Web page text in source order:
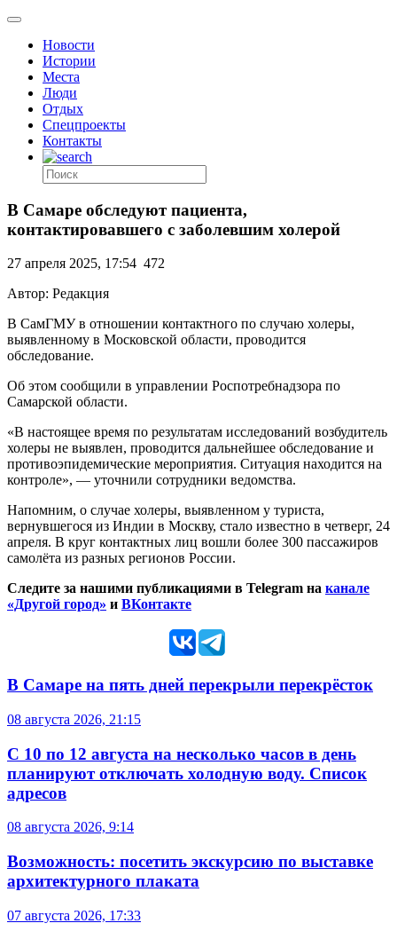
Новости
Истории
Места
Люди
Отдых
Спецпроекты
Контакты
В Самаре обследуют пациента,
контактировавшего с заболевшим холерой
27 апреля 2025, 17:54 472
Автор: Редакция
В СамГМУ в отношении контактного по случаю холеры,
выявленному в Московской области, проводится
обследование.
Об этом сообщили в управлении Роспотребнадзора по
Самарской области.
«В настоящее время по результатам исследований возбудитель
холеры не выявлен, проводится дальнейшее обследование и
противоэпидемические мероприятия. Ситуация находится на
контроле», — уточнили сотрудники ведомства.
Напомним, о случае холеры, выявленном у туриста,
вернувшегося из Индии в Москву, стало известно в четверг, 24
апреля. В круг контактных лиц вошли более 300 пассажиров
самолёта из разных регионов России.
Следите за нашими публикациями в Telegram на канале
«Другой город» и ВКонтакте
В Самаре на пять дней перекрыли перекрёсток
08 августа 2026, 21:15
С 10 по 12 августа на несколько часов в день
планируют отключать холодную воду. Список
адресов
08 августа 2026, 9:14
Возможность: посетить экскурсию по выставке
архитектурного плаката
07 августа 2026, 17:33